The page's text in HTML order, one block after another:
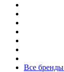
Все бренды